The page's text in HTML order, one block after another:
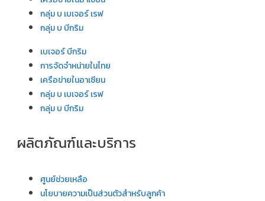
กลุ่ม บ เบเจอร์ เรฟ
กลุ่ม บ บีกริม
เบเจอร์ บีกริม
การจัดจำหน่ายในไทย
เครือข่ายในอาเซียน
กลุ่ม บ เบเจอร์ เรฟ
กลุ่ม บ บีกริม
ผลิตภัณฑ์และบริการ
ศูนย์ช่วยเหลือ
นโยบายความเป็นส่วนตัวสำหรับลูกค้า